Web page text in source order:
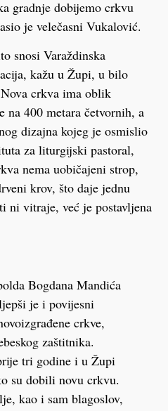
gradnje dobijemo crkvu
je velečasni Vukalović.
snosi Varaždinska
kažu u Župi, u bilo
crkva ima oblik
na 400 metara četvornih, a
dizajna kojeg je osmislio
za liturgijski pastoral,
nema uobičajeni strop,
krov, što daje jednu
ni vitraje, već je postavljena
Bogdana Mandića
je i povijesni
crkve,
zaštitnika.
tri godine i u Župi
su dobili novu crkvu.
kao i sam blagoslov,